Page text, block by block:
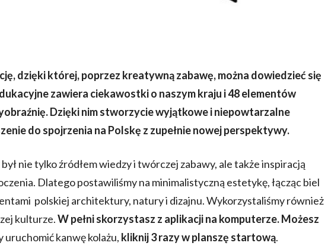
dzięki której, poprzez kreatywną zabawę, można dowiedzieć się
zawiera ciekawostki o naszym kraju i 48 elementów
Dzięki nim stworzycie wyjątkowe i niepowtarzalne
do spojrzenia na Polskę z zupełnie nowej perspektywy.
nie tylko źródłem wiedzy i twórczej zabawy, ale także inspiracją
Dlatego postawiliśmy na minimalistyczną estetykę, łącząc biel
polskiej architektury, natury i dizajnu. Wykorzystaliśmy również
kulturze.W pełni skorzystasz z aplikacji na komputerze. Możesz
uruchomić kanwę kolażu, kliknij 3 razy w planszę startową.